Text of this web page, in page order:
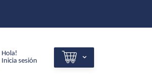
Hola!
Inicia sesión